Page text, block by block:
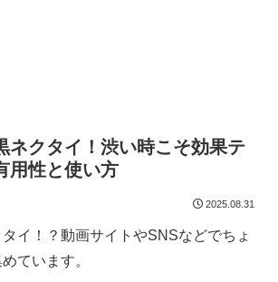
ネクタイ！渋い時こそ効果テ
用性と使い方
2025.08.31
イ！？動画サイトやSNSなどでちょ
ています。